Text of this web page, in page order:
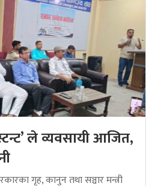
ले व्यवसायी आजित,
गृह, कानुन तथा सञ्चार मन्त्री